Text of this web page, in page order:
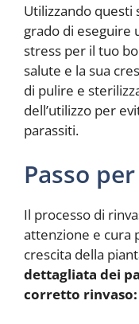
Utilizzando questi
grado di eseguire
stress per il tuo
salute e la sua
di pulire e
dell’utilizzo per
parassiti.
Passo
Il processo di
attenzione e cura
crescita della
dettagliata dei
corretto rinvaso: